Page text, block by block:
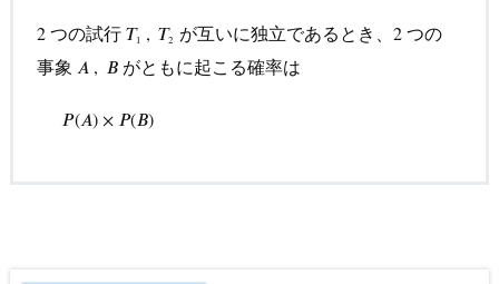
な
試
が
2
2つの試行𝑇1 , 𝑇2
T1 T2が互いに独立であるとき、2
2つの
事象 𝐴 , 𝐵
A , B がともに起こる確率は
𝑃(𝐴)× 𝑃(𝐵)
P(A)×P( B)